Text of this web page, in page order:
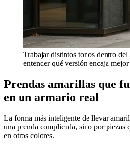
Trabajar distintos tonos dentro
entender qué versión encaja
Prendas amarillas que
en un armario real
La forma más inteligente de llevar
una prenda complicada, sino por piezas
en otros colores.